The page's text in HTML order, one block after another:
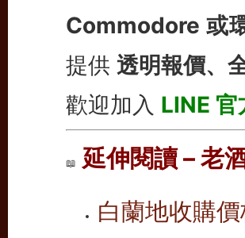
Commodore 或
提供 透明報價、
歡迎加入 LINE 官
📖 延伸閱讀 – 老
白蘭地收購